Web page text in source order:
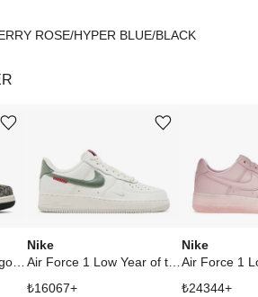
ROSE/HYPER BLUE/BLACK
Ürünü istek listesine ekle veya listeden çıkar
Nike
₺16067+
Ürünü istek listesine ekle veya listeden çıkar
Nike
₺24344+